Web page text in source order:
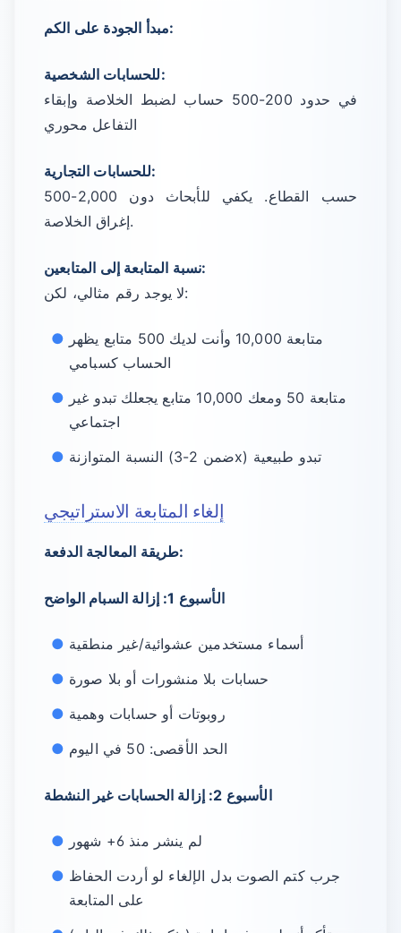
مبدأ الجودة على الكم:
للحسابات الشخصية:
في حدود 200-500 حساب لضبط الخلاصة وإبقاء
التفاعل محوري
للحسابات التجارية:
500-2,000 حسب القطاع. يكفي للأبحاث دون
إغراق الخلاصة.
نسبة المتابعة إلى المتابعين:
لا يوجد رقم مثالي، لكن:
متابعة 10,000 وأنت لديك 500 متابع يظهر
الحساب كسبامي
متابعة 50 ومعك 10,000 متابع يجعلك تبدو غير
اجتماعي
النسبة المتوازنة (ضمن 2-3x) تبدو طبيعية
إلغاء المتابعة الاستراتيجي
طريقة المعالجة الدفعة:
الأسبوع 1: إزالة السبام الواضح
أسماء مستخدمين عشوائية/غير منطقية
حسابات بلا منشورات أو بلا صورة
روبوتات أو حسابات وهمية
الحد الأقصى: 50 في اليوم
الأسبوع 2: إزالة الحسابات غير النشطة
لم ينشر منذ 6+ شهور
جرب كتم الصوت بدل الإلغاء لو أردت الحفاظ
على المتابعة